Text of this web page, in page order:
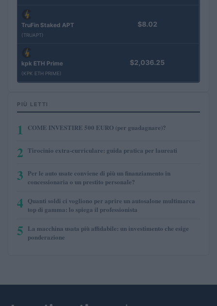
TruFin Staked APT
(TRUAPT)
$8.02
kpk ETH Prime
(KPK ETH PRIME)
$2,036.25
PIÙ LETTI
1 COME INVESTIRE 500 EURO (per guadagnare)?
2 Tirocinio extra-curriculare: guida pratica per laureati
3 Per le auto usate conviene di più un finanziamento in
concessionaria o un prestito personale?
4 Quanti soldi ci vogliono per aprire un autosalone multimarca
top di gamma: lo spiega il professionista
5 La macchina usata più affidabile: un investimento che esige
ponderazione